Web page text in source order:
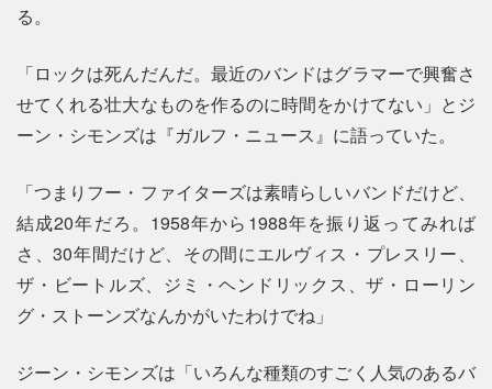
る。
「ロックは死んだんだ。最近のバンドはグラマーで興奮さ
せてくれる壮大なものを作るのに時間をかけてない」とジ
ーン・シモンズは『ガルフ・ニュース』に語っていた。
「つまりフー・ファイターズは素晴らしいバンドだけど、
結成20年だろ。1958年から1988年を振り返ってみれば
さ、30年間だけど、その間にエルヴィス・プレスリー、
ザ・ビートルズ、ジミ・ヘンドリックス、ザ・ローリン
グ・ストーンズなんかがいたわけでね」
ジーン・シモンズは「いろんな種類のすごく人気のあるバ